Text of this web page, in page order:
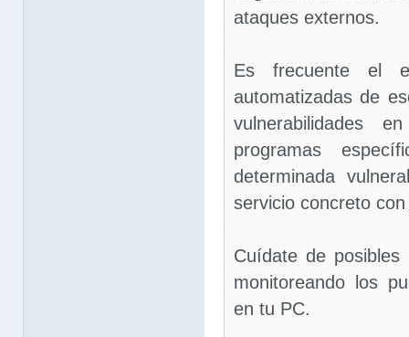
ataques externos.
Es frecuente el
automatizadas de
vulnerabilidades
programas
determinada
servicio concreto
Cuídate de posibles
monitoreando los
en tu PC.